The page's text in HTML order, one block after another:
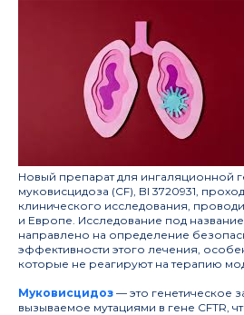
Новый препарат для ингаляционной
муковисцидоза (CF), BI 3720931,
клинического исследования,
и Европе. Исследование под
направлено на определение
эффективности этого лечения,
которые не реагируют на терапию
Муковисцидоз — это генетическое
вызываемое мутациями в гене CFTR,